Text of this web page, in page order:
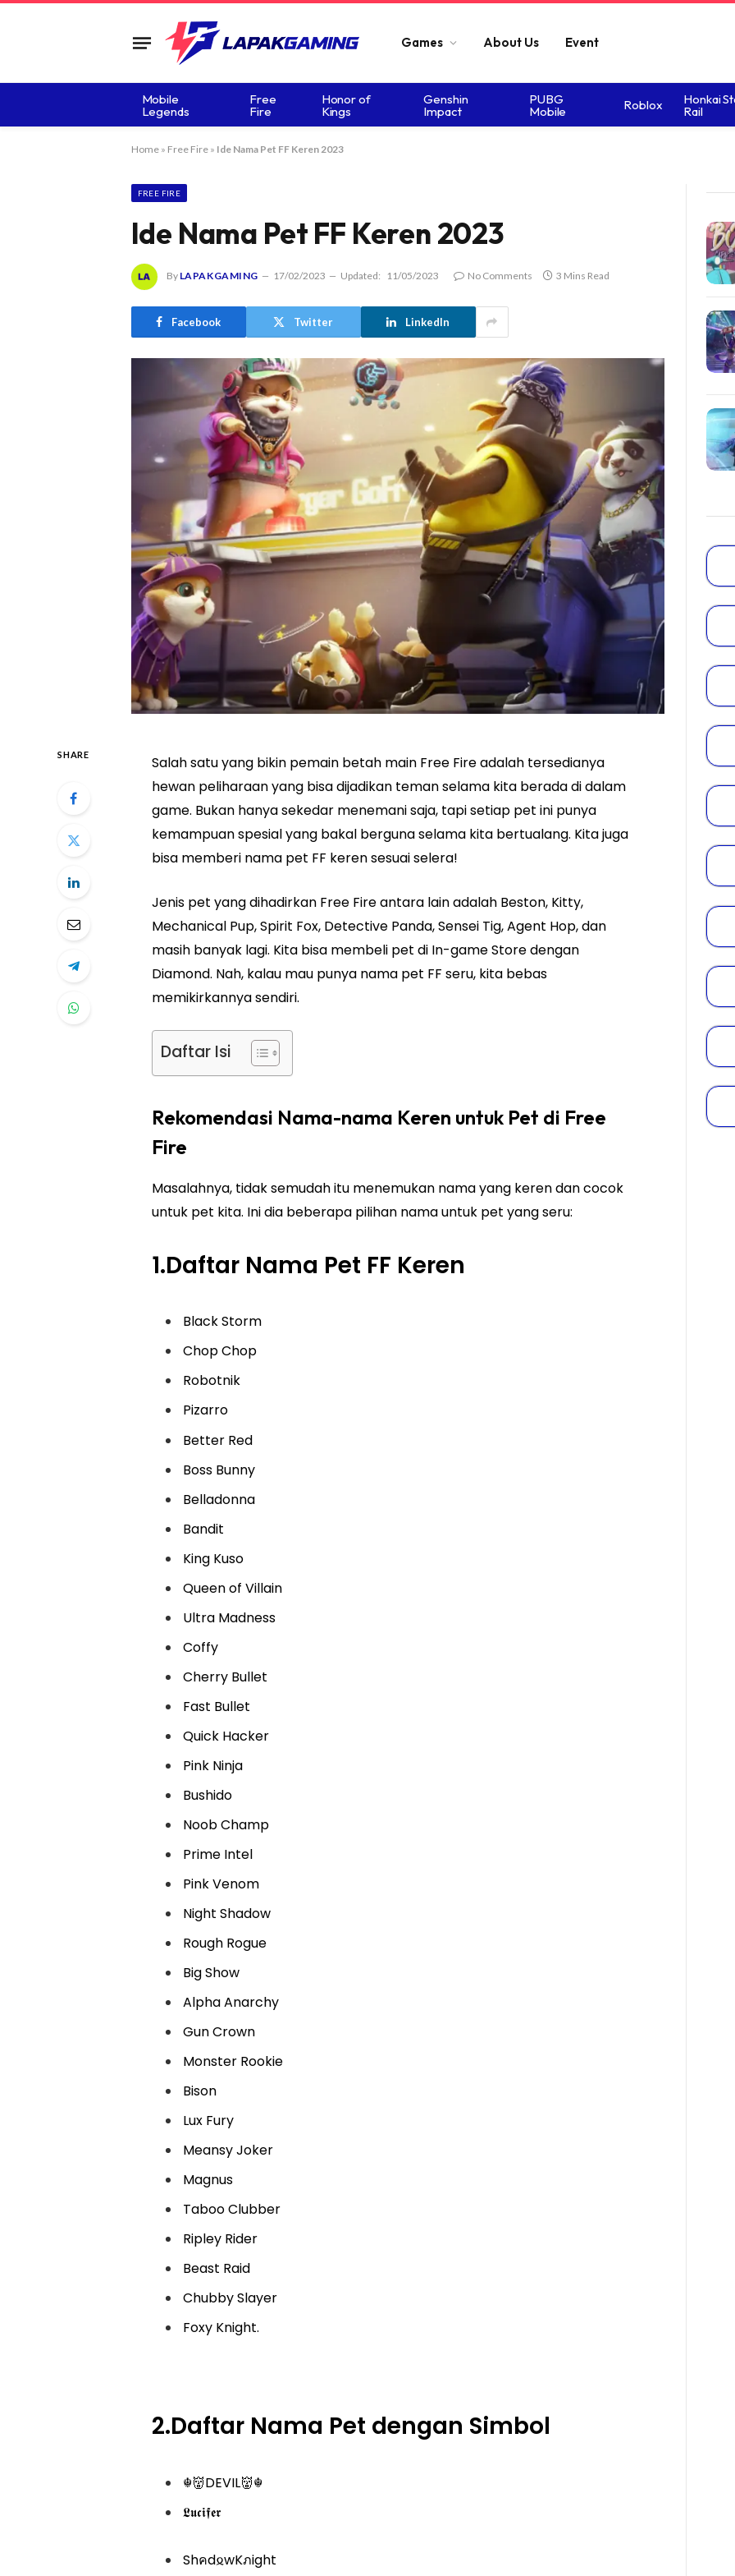
Games About Us Event
Mobile
Legends
Free
Fire
Honor of
Kings
Genshin
Impact
PUBG
Mobile Roblox Honkai
Rail
Home» Free Fire» Ide Nama Pet FF Keren 2023
FREE FIRE
Ide Nama Pet FF Keren 2023
By LAPAKGAMING 17/02/2023 Updated: 11/05/2023 No Comments 3 Mins Read
Facebook Twitter LinkedIn
SHARE
Salah satu yang bikin pemain betah main Free Fire adalah tersedianya
hewan peliharaan yang bisa dijadikan teman selama kita berada di dalam
game. Bukan hanya sekedar menemani saja, tapi setiap pet ini punya
kemampuan spesial yang bakal berguna selama kita bertualang. Kita juga
bisa memberi nama pet FF keren sesuai selera!
Jenis pet yang dihadirkan Free Fire antara lain adalah Beston, Kitty,
Mechanical Pup, Spirit Fox, Detective Panda, Sensei Tig, Agent Hop, dan
masih banyak lagi. Kita bisa membeli pet di In-game Store dengan
Diamond. Nah, kalau mau punya nama pet FF seru, kita bebas
memikirkannya sendiri.
Daftar Isi
Rekomendasi Nama-nama Keren untuk Pet di Free
Fire
Masalahnya, tidak semudah itu menemukan nama yang keren dan cocok
untuk pet kita. Ini dia beberapa pilihan nama untuk pet yang seru:
1.Daftar Nama Pet FF Keren
Black Storm
Chop Chop
Robotnik
Pizarro
Better Red
Boss Bunny
Belladonna
Bandit
King Kuso
Queen of Villain
Ultra Madness
Coffy
Cherry Bullet
Fast Bullet
Quick Hacker
Pink Ninja
Bushido
Noob Champ
Prime Intel
Pink Venom
Night Shadow
Rough Rogue
Big Show
Alpha Anarchy
Gun Crown
Monster Rookie
Bison
Lux Fury
Meansy Joker
Magnus
Taboo Clubber
Ripley Rider
Beast Raid
Chubby Slayer
Foxy Knight.
2.Daftar Nama Pet dengan Simbol
☬👹DEVIL👹☬
𝕷𝖚𝖈𝖎𝖋𝖊𝖗
Shคd𐍉wKภight